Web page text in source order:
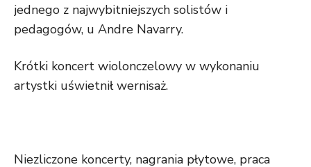
jednego z najwybitniejszych solistów i
pedagogów, u Andre Navarry.
Krótki koncert wiolonczelowy w wykonaniu
artystki uświetnił wernisaż.
Niezliczone koncerty, nagrania płytowe, praca